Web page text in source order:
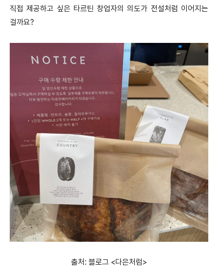
직접 제공하고 싶은 타르틴 창업자의 의도가 전설처럼 이어지는
걸까요?
출처: 블로그 <다은처럼>